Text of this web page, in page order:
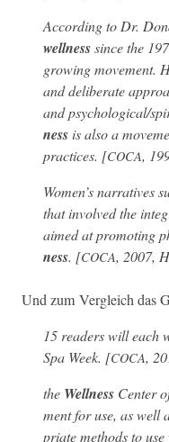
Accord­ing to Dr.
well­nesssince the
grow­ing move­ment.
and delib­er­ate
and psychological/
ness is also a
prac­tices. [COCA,
Women’s nar­ra­tives
that involved the
aimed at pro­mot­ing
ness. [COCA, 2007,
Und zum Ver­gle­ich das
15 read­ers will each
Spa Week. [COCA,
the Well­ness Cen­ter
ment for use, as well
pri­ate meth­ods to